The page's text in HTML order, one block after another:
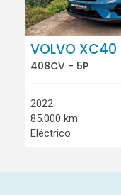
VOLVO XC40
408CV - 5P
2022
85.000 km
Eléctrico